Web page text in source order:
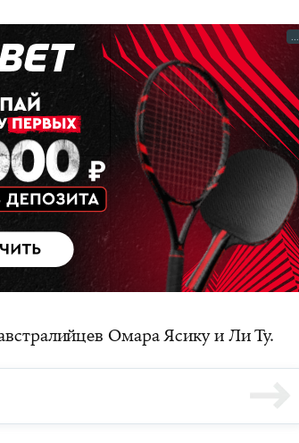
...
Омара Ясику и Ли Ту.